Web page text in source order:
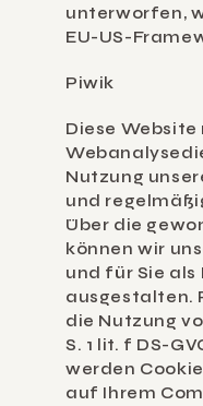
unterworfen,
EU-US-
Piwik
Diese
Nutzung
und
Über die
können wir
und für Sie
ausgestalten.
die Nutzung
S. 1 lit. f DS-
werden
auf Ihrem